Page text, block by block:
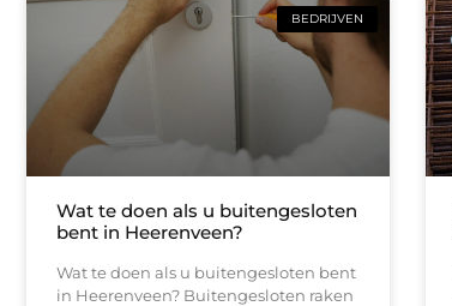
BEDRIJVEN
Wat te doen als u buitengesloten
bent in Heerenveen?
Wat te doen als u buitengesloten bent
in Heerenveen? Buitengesloten raken